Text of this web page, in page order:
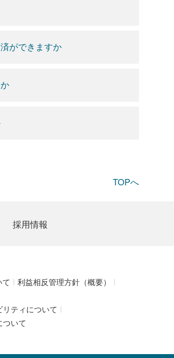
ができますか
TOPへ
採用情報
利益相反管理方針（概要）
リティについて
いて